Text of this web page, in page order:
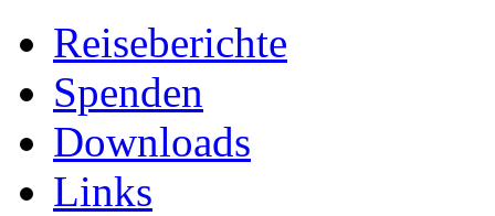
Reiseberichte
Spenden
Downloads
Links